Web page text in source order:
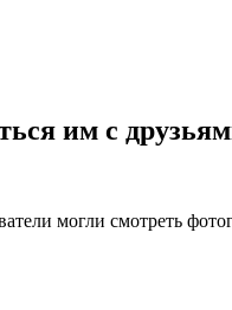
им с
могли смотреть